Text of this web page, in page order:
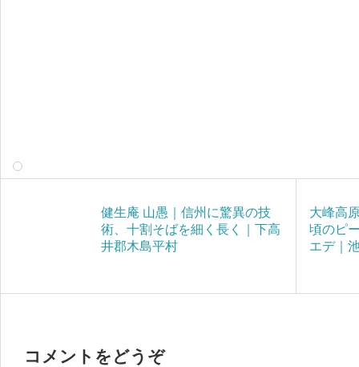
健生庵 山愚｜信州に驚異の技
術、十割そばを細く長く｜下高
井郡木島平村
大峰高
頃のピ
エデ｜
コメントをどうぞ